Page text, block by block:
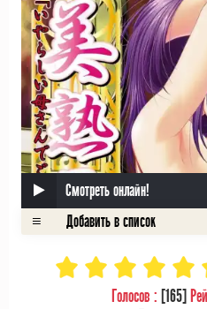
Смотреть онлайн!
Голосов : [165]